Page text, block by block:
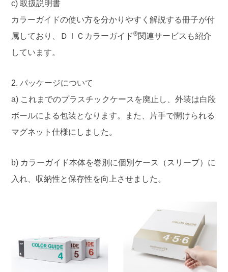
c) 取扱説明書
カラーガイドの使い方を分かりやすく解説する冊子が付
属しており、ＤＩＣカラーガイド®関連サービスも紹介
しています。
2. パッケージについて
a) これまでのプラスチックケースを廃止し、外装は白段
ボールによる包装となります。また、片手で開けられる
マグネット仕様にしました。
b) カラーガイド本体を巻別に個別ケース（スリーブ）に
入れ、収納性と保存性を向上させました。